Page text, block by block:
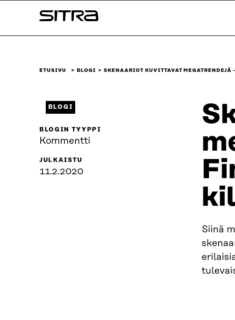
sisältöön
Sitra
ETUSIVU BLOGI SKENAARIOT KUVITTAVAT MEGATRENDEJÄ
Siinä
BLOGI
BLOGIN TYYPPI
Kommentti
JULKAISTU
11.2.2020